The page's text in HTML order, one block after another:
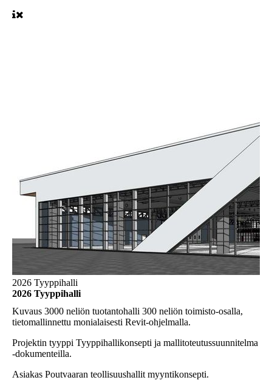
2026 Tyyppihalli
2026 Tyyppihalli
Kuvaus 3000 neliön tuotantohalli 300 neliön toimisto-osalla,
tietomallinnettu monialaisesti Revit-ohjelmalla.
Projektin tyyppi Tyyppihallikonsepti ja mallitoteutussuunnitelma
-dokumenteilla.
Asiakas Poutvaaran teollisuushallit myyntikonsepti.